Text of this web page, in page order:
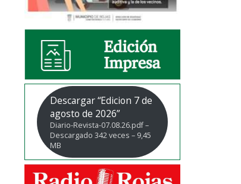
Descargar “Edicion 7 de
agosto de 2026”
Diario-Revista-07.08.26.pdf –
Descargado 342 veces – 9,45
MB